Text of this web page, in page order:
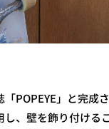
「POPEYE」と完成
し、壁を飾り付ける